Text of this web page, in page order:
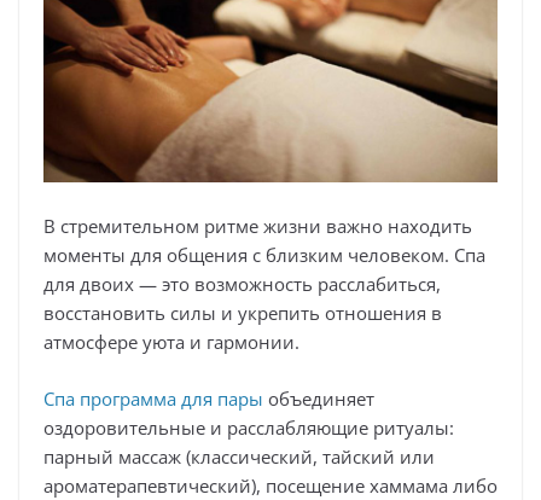
В стремительном ритме жизни важно находить
моменты для общения с близким человеком. Спа
для двоих — это возможность расслабиться,
восстановить силы и укрепить отношения в
атмосфере уюта и гармонии.
Спа программа для пары объединяет
оздоровительные и расслабляющие ритуалы:
парный массаж (классический, тайский или
ароматерапевтический), посещение хаммама либо